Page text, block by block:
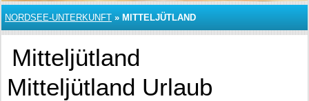
NORDSEE-UNTERKUNFT » MITTELJÜTLAND
Mitteljütland
Mitteljütland Urlaub